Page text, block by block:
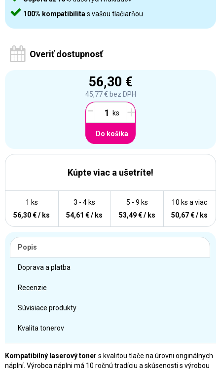
100% kompatibilita s vašou tlačiarňou
Overiť dostupnosť
56,30 €
45,77 € bez DPH
- +
Do košíka
Kúpte viac a ušetríte!
10 ks a viac
50,67 € / ks
5 - 9 ks
53,49 € / ks
3 - 4 ks
54,61 € / ks
1 ks
56,30 € / ks
Popis
Doprava a platba
Recenzie
Súvisiace produkty
Kvalita tonerov
Kompatibilný laserový toner s kvalitou tlače na úrovni originálnych
náplní. Výrobca náplni má 10 ročnú tradíciu a skúsenosti s výrobou